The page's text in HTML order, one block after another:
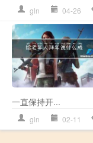
gln 04-26
一直保持开...
gln 02-11